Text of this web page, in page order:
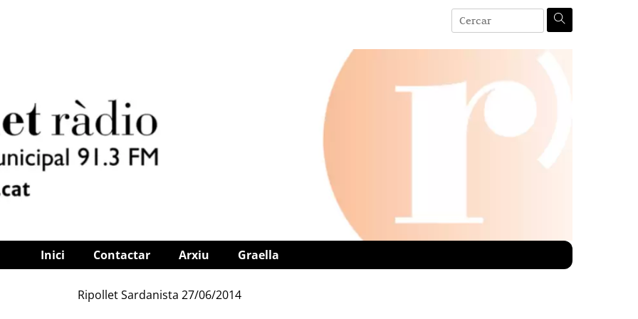
Inici Contactar Arxiu Graella
Ripollet Sardanista 27/06/2014